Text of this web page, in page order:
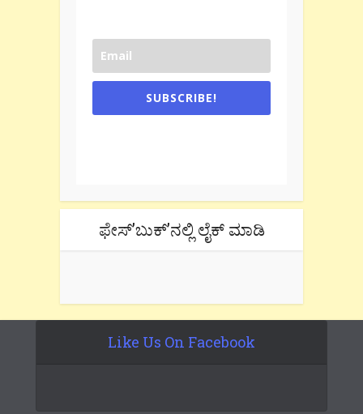
SUBSCRIBE!
ಫೇಸ್’ಬುಕ್’ನಲ್ಲಿ ಲೈಕ್ ಮಾಡಿ
Like Us On Facebook